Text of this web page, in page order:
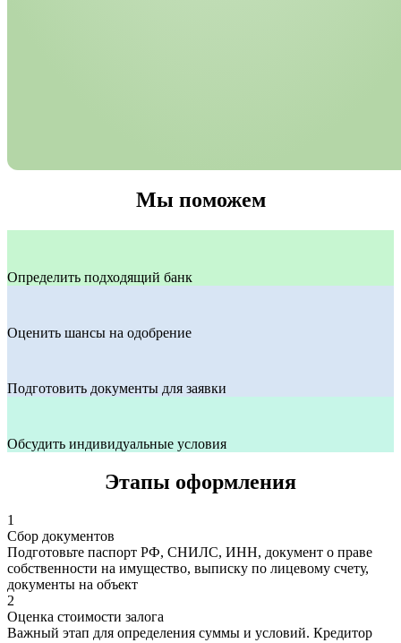
Мы поможем
Определить подходящий банк
Оценить шансы на одобрение
Подготовить документы для заявки
Обсудить индивидуальные условия
Этапы оформления
1
Сбор документов
Подготовьте паспорт РФ, СНИЛС, ИНН, документ о праве
собственности на имущество, выписку по лицевому счету,
документы на объект
2
Оценка стоимости залога
Важный этап для определения суммы и условий. Кредитор